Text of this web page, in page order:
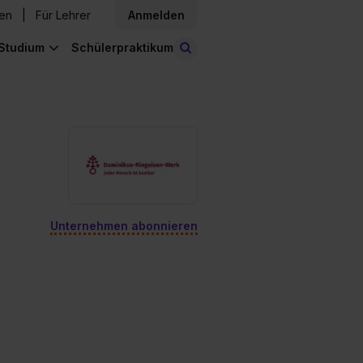
Für Lehrer Anmelden
Schülerpraktikum
Unternehmen abonnieren